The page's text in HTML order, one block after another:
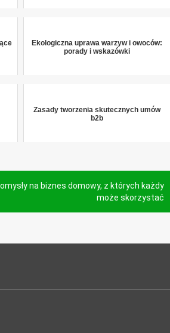
Ekologiczna uprawa warzyw i owoców:
porady i wskazówki
Zasady tworzenia skutecznych umów
b2b
na biznes domowy, z których każdy
może skorzystać